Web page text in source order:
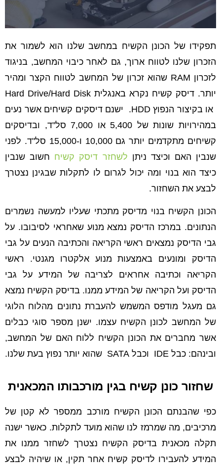
תפקידו של הכונן הקשיח במחשב שלנו הוא לשמור את
הזכרון שלנו לטווח ארוך, גם לאחר כיבוי המחשב, בניגוד
לזכרון RAM שהוא זכרון של המחשב לטווח הקצר ומהיר
יותר. דיסק קשיח נקרא באנגלית Hard Drive/Hard Disk
או בקיצור הנפוץ HDD. ישנם דיסקים קשיחים אשר נעים
במהירויות שונות של 5,400 או 7,000 סל"ד, ובדיסקים
קשיחים מתקדמים יותר גם 10,000 ו-15,000 סל"ד. לפני
שנבין האם וכיצד ניתן לשחזר דיסק קשיח חשוב שנבין
כיצד הוא בנוי ומה יכול לגרום לו לתקלות שבגינן נצטרך
לבצע את השחזור.
הכונן הקשיח בנוי מדיסק מתכתי שעליו למעשה נשמרים
הנתונים. במרכז הדיסק נמצא מנוע שאחראי לסיבובו. על
גבי הדיסק נמצאים ראשי הקריאה והכתיבה הנעים על גבי
הדיסק ומונעים באמצעות מנוע אלקטרו מגנטי. ראשי
הקריאה וכתיבה אחראים לצריבה של המידע על גבי
הדיסק ועל הקריאה של המידע ממנו. בדיסק הקשיח נמצא
גם מעגל מודפס המשמש להעברת נתונים מהלוח הלוגי
של המחשב לכונן הקשיח עצמו. ישנן מספר סוגי כבלים
אשר מחברים את הכונן הקשיח ללוח האם של המחשב,
ובינהם: כבל IDE וכבל SATA שהוא יותר נפוץ בעת שלנו.
שחזור כונן קשיח בגין מורכבותו המכאנית
כפי שהבנתם הכונן הקשיח מורכב ממספר לא קטן של
מרכיבים, מה שמרמז לנו שהוא מועד לתקלות. כאשר ישנה
תקלה מכאנית בדיסק הקשיח נצטרך לשחזר ממנו את
המידע להעבירו לדיסק קשיח אחר תקין, או שיהיה לבצע